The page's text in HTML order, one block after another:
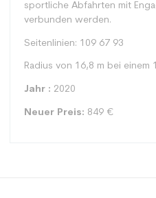
sportliche Abfahrten mit
verbunden werden.
Seitenlinien: 109 67 93
Radius von 16,8 m bei einem
Jahr : 2020
Neuer Preis: 849 €